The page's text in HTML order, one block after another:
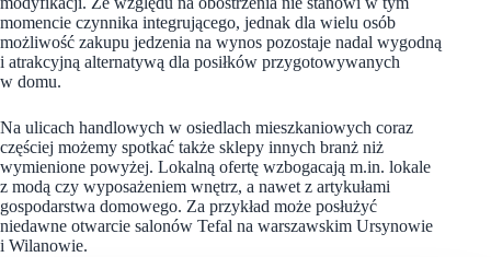
momencie czynnika integrującego, jednak dla wielu osób
możliwość zakupu jedzenia na wynos pozostaje nadal wygodną
i atrakcyjną alternatywą dla posiłków przygotowywanych
w domu.
Na ulicach handlowych w osiedlach mieszkaniowych coraz
częściej możemy spotkać także sklepy innych branż niż
wymienione powyżej. Lokalną ofertę wzbogacają m.in. lokale
z modą czy wyposażeniem wnętrz, a nawet z artykułami
gospodarstwa domowego. Za przykład może posłużyć
niedawne otwarcie salonów Tefal na warszawskim Ursynowie
i Wilanowie.